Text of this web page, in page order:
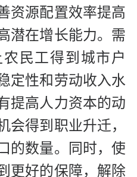
资源配置效率提高
潜在增长能力。需
民工得到城市户
定性和劳动收入水
提高人力资本的动
会得到职业升迁，
的数量。同时，使
更好的保障，解除